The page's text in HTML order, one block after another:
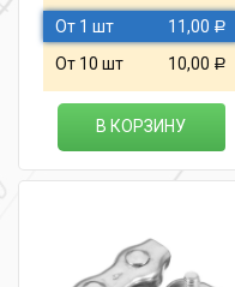
От 1 шт 11,00 Р
От 10 шт 10,00 Р
В КОРЗИНУ